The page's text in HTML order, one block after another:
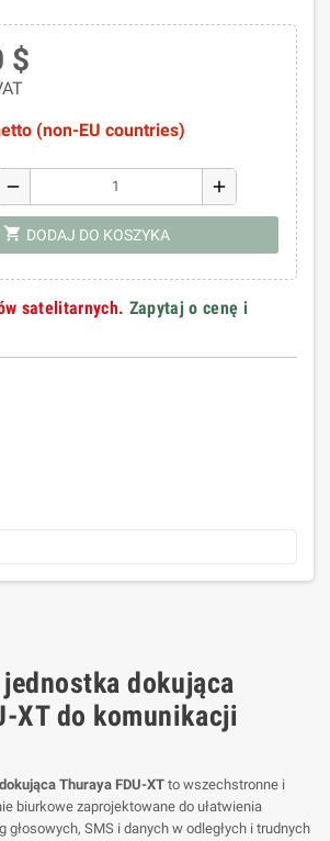
$
(non-EU countries)
remove add
shopping_cart DODAJ DO KOSZYKA
satelitarnych. Zapytaj o cenę i
dokująca
XT do komunikacji
Thuraya FDU-XT to wszechstronne i
biurkowe zaprojektowane do ułatwienia
głosowych, SMS i danych w odległych i trudnych